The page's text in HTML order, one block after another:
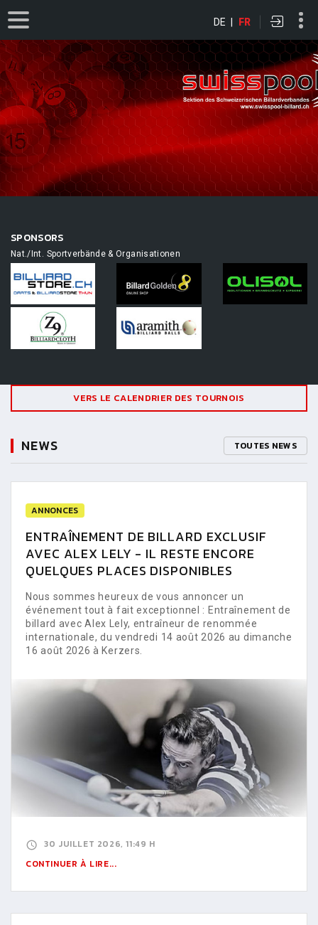
DE | FR
SPONSORS
Nat./Int. Sportverbände & Organisationen
VERS LE CALENDRIER DES TOURNOIS
NEWS TOUTES NEWS
ANNONCES
ENTRAÎNEMENT DE BILLARD EXCLUSIF
AVEC ALEX LELY - IL RESTE ENCORE
QUELQUES PLACES DISPONIBLES
Nous sommes heureux de vous annoncer un
événement tout à fait exceptionnel : Entraînement de
billard avec Alex Lely, entraîneur de renommée
internationale, du vendredi 14 août 2026 au dimanche
16 août 2026 à Kerzers.
30 JUILLET 2026, 11:49 H
CONTINUER À LIRE...